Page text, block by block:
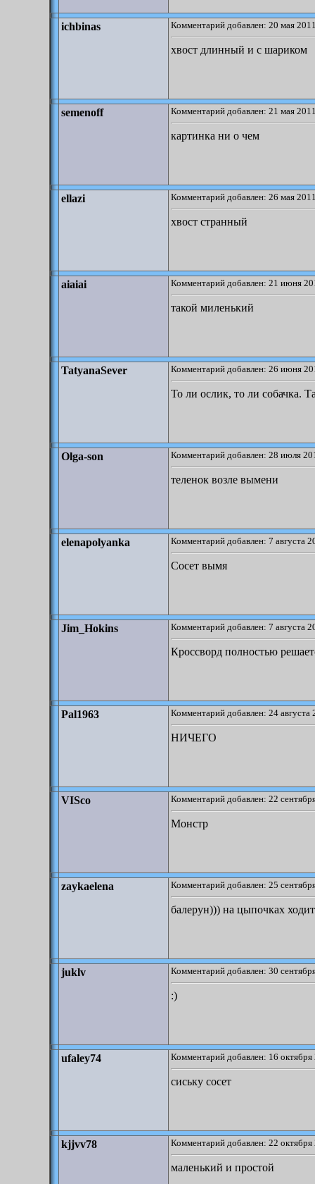
ichbinas Комментарий добавлен: 20 мая
хвост длинный и с шариком
semenoff Комментарий добавлен: 21 мая
картинка ни о чем
ellazi Комментарий добавлен: 26 мая
хвост странный
aiaiai Комментарий добавлен: 21 июня
такой миленький
TatyanaSever Комментарий добавлен: 26 июня
То ли ослик, то ли собачка.
Olga-son Комментарий добавлен: 28 июля
теленок возле вымени
elenapolyanka Комментарий добавлен: 7 августа
Сосет вымя
Jim_Hokins Комментарий добавлен: 7 августа
Кроссворд полностью
Pal1963 Комментарий добавлен: 24 августа
НИЧЕГО
VISco Комментарий добавлен: 22
Монстр
zaykaelena Комментарий добавлен: 25
балерун))) на цыпочках
juklv Комментарий добавлен: 30
:)
ufaley74 Комментарий добавлен: 16
сиську сосет
kjjvv78 Комментарий добавлен: 22
маленький и простой